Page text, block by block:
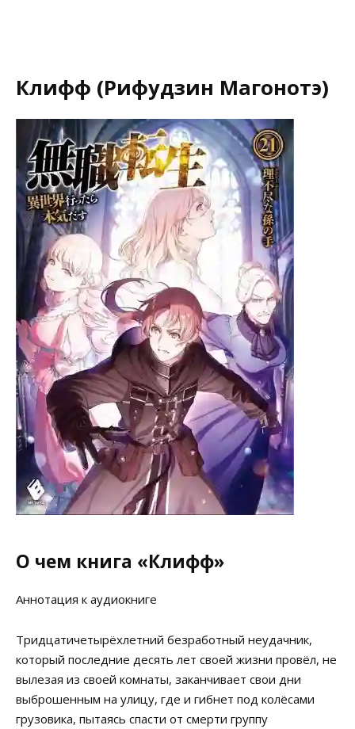
Клифф (Рифудзин Магонотэ)
О чем книга «Клифф»
Аннотация к аудиокниге
Тридцатичетырёхлетний безработный неудачник,
который последние десять лет своей жизни провёл, не
вылезая из своей комнаты, заканчивает свои дни
выброшенным на улицу, где и гибнет под колёсами
грузовика, пытаясь спасти от смерти группу